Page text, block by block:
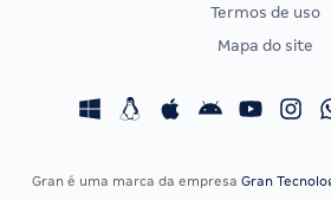
Concursos Fiscais
Termos de uso
Mapa do site
Gran é uma marca da empresa Gran